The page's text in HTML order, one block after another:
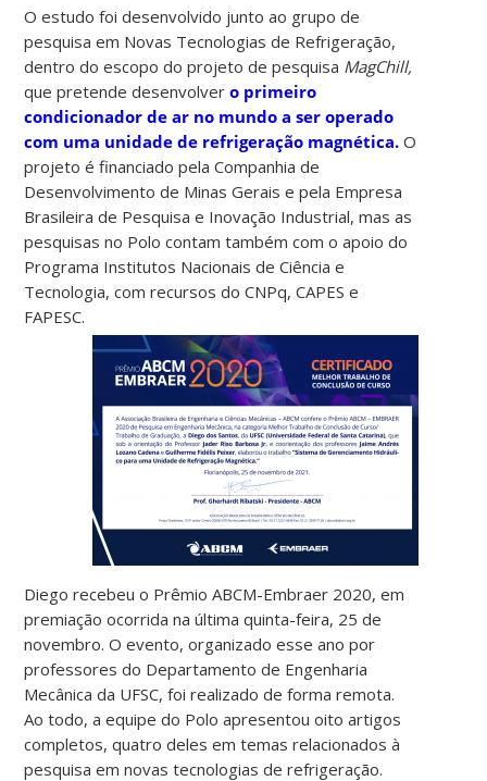
O estudo foi desenvolvido junto ao grupo de
pesquisa em Novas Tecnologias de Refrigeração,
dentro do escopo do projeto de pesquisa MagChill,
que pretende desenvolvero primeiro
condicionador de ar no mundo a ser operado
com uma unidade de refrigeração magnética. O
projeto é financiado pela Companhia de
Desenvolvimento de Minas Gerais e pela Empresa
Brasileira de Pesquisa e Inovação Industrial, mas as
pesquisas no Polo contam também com o apoio do
Programa Institutos Nacionais de Ciência e
Tecnologia, com recursos do CNPq, CAPES e
FAPESC.
Diego recebeu o Prêmio ABCM-Embraer 2020, em
premiação ocorrida na última quinta-feira, 25 de
novembro. O evento, organizado esse ano por
professores do Departamento de Engenharia
Mecânica da UFSC, foi realizado de forma remota.
Ao todo, a equipe do Polo apresentou oito artigos
completos, quatro deles em temas relacionados à
pesquisa em novas tecnologias de refrigeração.